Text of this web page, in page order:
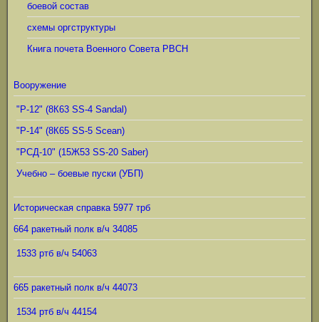
боевой состав
схемы оргструктуры
Книга почета Военного Совета РВСН
Вооружение
"Р-12" (8К63 SS-4 Sandal)
"Р-14" (8К65 SS-5 Scean)
"РСД-10" (15Ж53 SS-20 Saber)
Учебно – боевые пуски (УБП)
Историческая справка 5977 трб
664 ракетный полк в/ч 34085
1533 ртб в/ч 54063
665 ракетный полк в/ч 44073
1534 ртб в/ч 44154